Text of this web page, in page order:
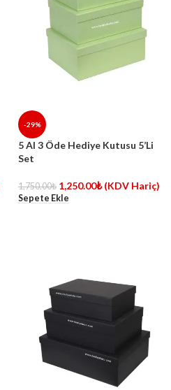
-29%
5 Al 3 Öde Hediye Kutusu 5’Li
Set
1,750.00₺ 1,250.00₺ (KDV Hariç)
Sepete Ekle